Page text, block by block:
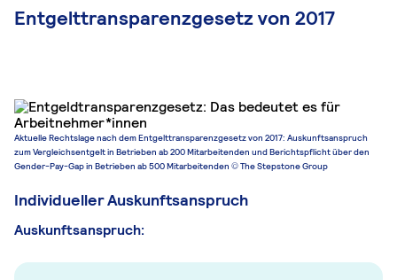
Entgelttransparenzgesetz von 2017
Aktuelle Rechtslage nach dem Entgelttransparenzgesetz von 2017: Auskunftsanspruch
zum Vergleichsentgelt in Betrieben ab 200 Mitarbeitenden und Berichtspflicht über den
Gender-Pay-Gap in Betrieben ab 500 Mitarbeitenden © The Stepstone Group
Individueller Auskunftsanspruch
Auskunftsanspruch: